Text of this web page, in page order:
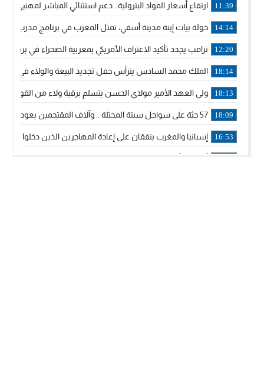
11:39 ارتفاع أسعار المواد البترولية.. دعم استثنائي المباشر لمهنيي
14:14 خولة بيات إبنة مدينة أسفي، تمثل المغرب في برنامج مدرب
12:20 ترامب يجدد تأكيد الاعتراف الأمريكي بمغربية الصحراء في برقية
18:14 الملك محمد السادس يترأس حفل تجديد البيعة والولاء في
18:13 ولي العهد الأمير مولاي الحسن يتسلم برقية ولاء من القوات
18:09 57 جثة على سواحل سبتة المحتلة .. وآلاف المقتحمين يعودون إلى المغرب
16:53 إسبانيا والمغرب يتفقان على إعادة المهاجرين الذين دخلوا سبتة